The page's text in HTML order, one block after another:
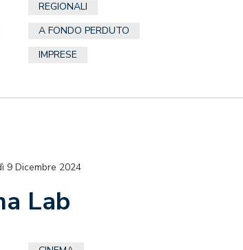
REGIONALI
A FONDO PERDUTO
IMPRESE
9 Dicembre 2024
Lab